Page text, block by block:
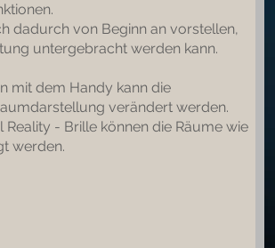
dadurch von Beginn an vorstellen,
untergebracht werden kann.
mit dem Handy kann die
verändert werden.
Reality - Brille können die Räume wie
werden.